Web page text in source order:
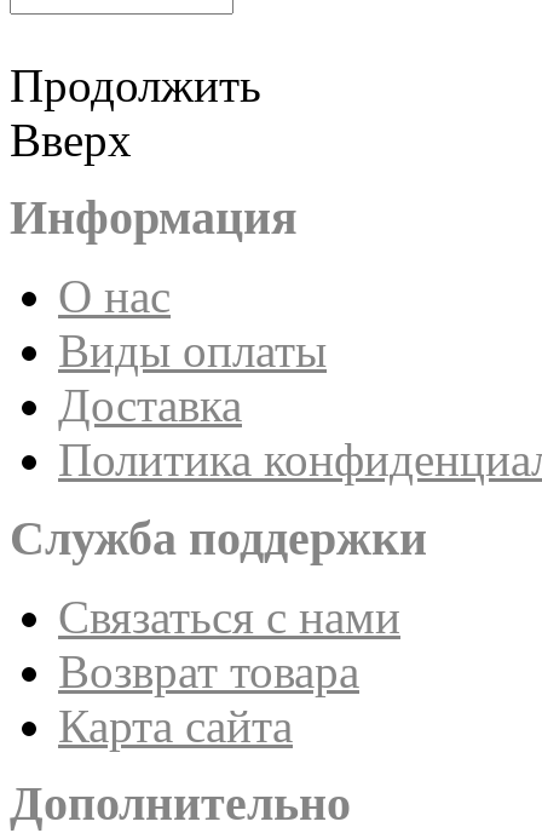
Продолжить
Вверх
Информация
О нас
Виды оплаты
Доставка
Политика
Служба поддержки
Связаться с нами
Возврат товара
Карта сайта
Дополнительно